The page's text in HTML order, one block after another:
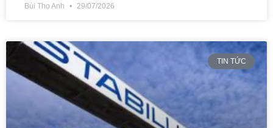
Bùi Thọ Anh 29/07/2026
TIN TỨC